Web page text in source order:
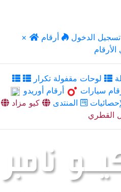
× تسجيل الدخول
أرقام
لوحات مقفولة تكرار
سيارات
أرقام أوريدو
المنتدى
كيو مزاد
القطري